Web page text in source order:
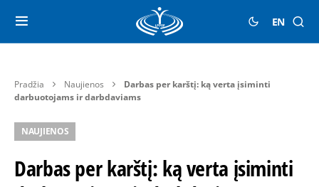
EN
Pradžia Naujienos
Darbas per karštį: ką verta įsiminti
darbuotojams ir darbdaviams
NAUJIENOS
Darbas per karštį: ką verta įsiminti